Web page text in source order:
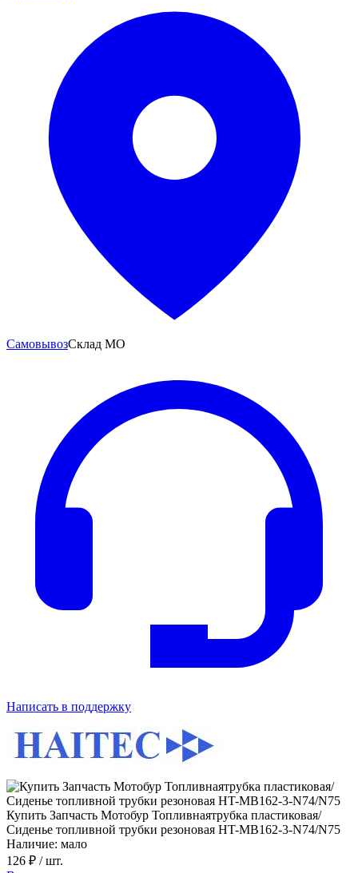
СамовывозСклад МО
Написать в поддержку
Купить Запчасть Мотобур Топливнаятрубка пластиковая/
Сиденье топливной трубки резоновая HT-MB162-3-N74/N75
Наличие: мало
126 ₽ / шт.